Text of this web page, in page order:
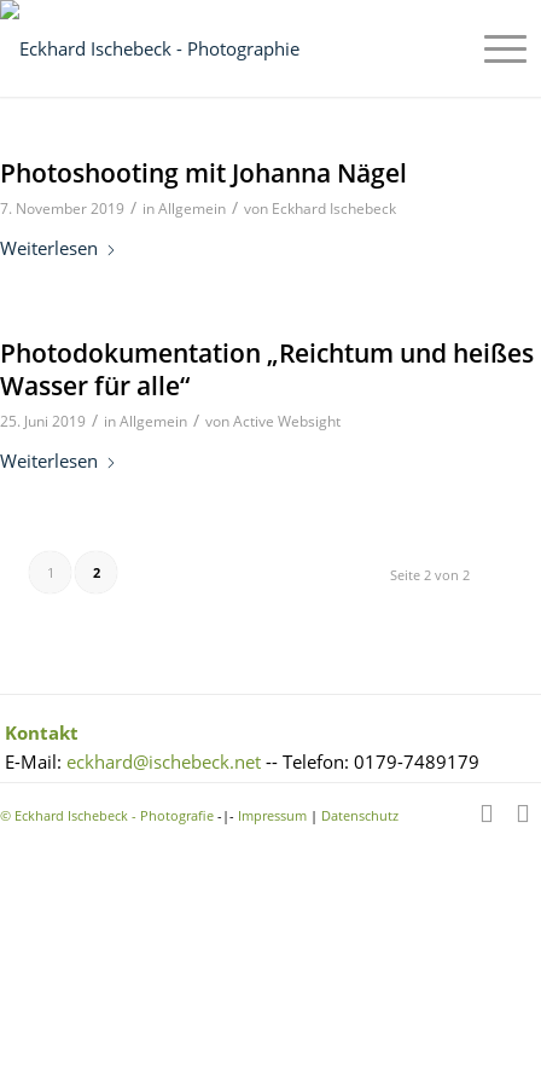
Photoshooting mit Johanna Nägel
7. November 2019 / inAllgemein / von Eckhard Ischebeck
Weiterlesen
Photodokumentation „Reichtum und heißes
Wasser für alle“
25. Juni 2019 / inAllgemein / vonActive Websight
Weiterlesen
Seite 2 von 2
1 2
Kontakt
E-Mail: eckhard@ischebeck.net -- Telefon: 0179-7489179
© Eckhard Ischebeck - Photografie -|- Impressum | Datenschutz